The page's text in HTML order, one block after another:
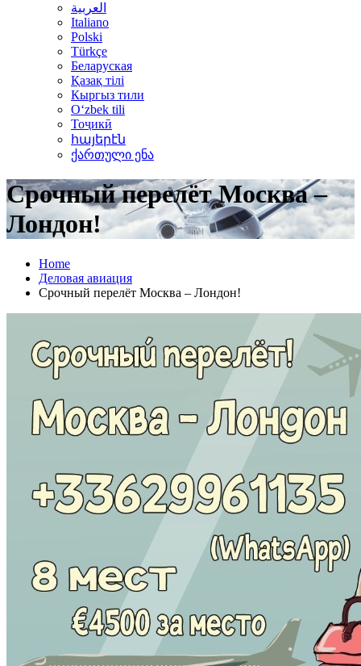
العربية
Italiano
Polski
Türkçe
Беларуская
Қазақ тілі
Кыргыз тили
Oʻzbek tili
Тоҷикӣ
հայերէն
ქართული ენა
Срочный перелёт Москва –
Лондон!
Home
Деловая авиация
Срочный перелёт Москва – Лондон!